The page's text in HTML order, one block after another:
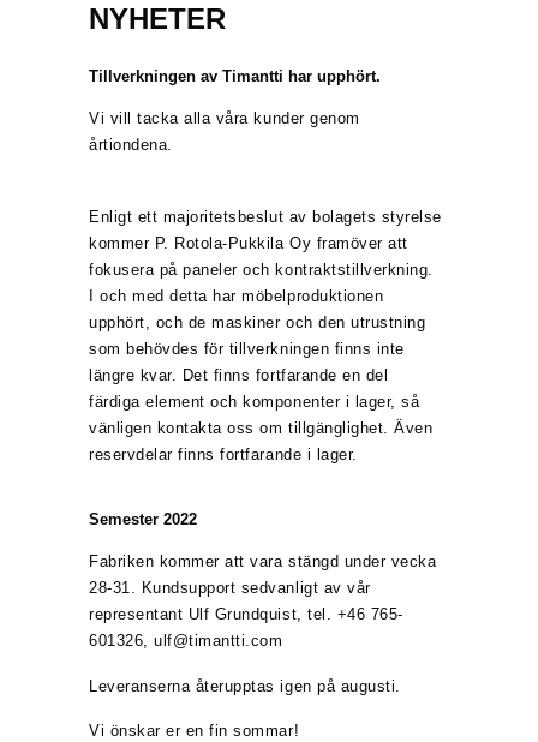
NYHETER
Tillverkningen av Timantti har upphört.
Vi vill tacka alla våra kunder genom
årtiondena.
Enligt ett majoritetsbeslut av bolagets styrelse
kommer P. Rotola-Pukkila Oy framöver att
fokusera på paneler och kontraktstillverkning.
I och med detta har möbelproduktionen
upphört, och de maskiner och den utrustning
som behövdes för tillverkningen finns inte
längre kvar. Det finns fortfarande en del
färdiga element och komponenter i lager, så
vänligen kontakta oss om tillgänglighet. Även
reservdelar finns fortfarande i lager.
Semester 2022
Fabriken kommer att vara stängd under vecka
28-31. Kundsupport sedvanligt av vår
representant Ulf Grundquist, tel. +46 765-
601326, ulf@timantti.com
Leveranserna återupptas igen på augusti.
Vi önskar er en fin sommar!